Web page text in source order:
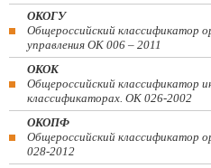
ОКОГУ
Общероссийский классификатор
управления ОК 006 – 2011
ОКОК
Общероссийский классификатор
классификаторах. ОК 026-2002
ОКОПФ
Общероссийский классификатор
028-2012